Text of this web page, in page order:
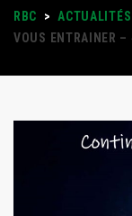
RBC >
VOUS ENTRAINER –